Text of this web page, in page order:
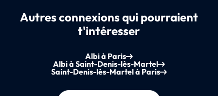
Autres connexions qui pourraient
t'intéresser
Albi à Paris
Albi à Saint-Denis-lès-Martel
Saint-Denis-lès-Martel à Paris